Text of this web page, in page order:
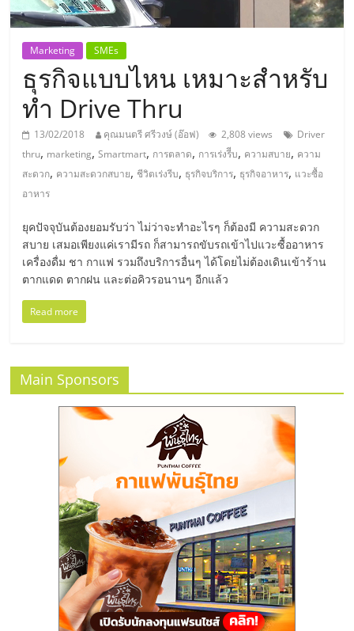
ธุรกิจ
เอ
ส
เอ็
มอี
ไทย,
SMEs,
รน
ปรึกษา
แฟ
Marketing SMEs
ธุรกิจแบบไหน เหมาะสำหรับ
ทำ Drive Thru
13/02/2018 คุณมนตรี ศรีวงษ์ (อ๊อฟ) 2,808 views
Driver
thru, marketing,Smartmart, การตลาด, การเร่งรีีบ, ความสบาย, ความ
สะดวก, ความสะดวกสบาย, ชีวิตเร่งรีบ, ธุรกิจบริการ, ธุรกิจอาหาร, แวะซื้อ
อาหาร
ยุคปัจจุบันต้องยอมรับว่า ไม่ว่าจะทำอะไรๆ ก็ต้องมี ความสะดวก
สบาย เสมอเพียงแค่เรามีรถ ก็สามารถขับรถเข้าไปแวะซื้ออาหาร
เครื่องดื่ม ชา กาแฟ รวมถึงบริการอื่นๆ ได้โดยไม่ต้องเดินเข้าร้าน
ตากแดด ตากฝน และต่อคิวรอนานๆ อีกแล้ว
Read more
Main Sponsors